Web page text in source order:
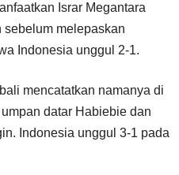
Israr Megantara
melepaskan
Indonesia unggul 2-1.
mencatatkan namanya di
datar Habiebie dan
Indonesia unggul 3-1 pada